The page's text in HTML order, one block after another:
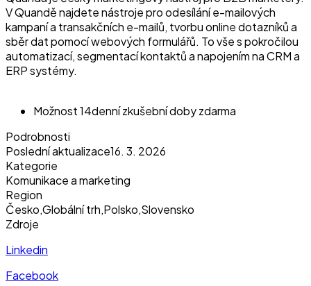
V Quandě najdete nástroje pro odesílání e-mailových
kampaní a transakčních e-mailů, tvorbu online dotazníků a
sběr dat pomocí webových formulářů. To vše s pokročilou
automatizací, segmentací kontaktů a napojením na CRM a
ERP systémy.
Možnost 14denní zkušební doby zdarma
Podrobnosti
Poslední aktualizace16. 3. 2026
Kategorie
Komunikace a marketing
Region
Česko,Globální trh,Polsko,Slovensko
Zdroje
Linkedin
Facebook